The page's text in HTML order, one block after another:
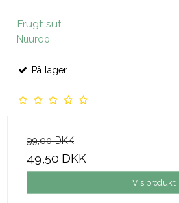
Frugt sut
Nuuroo
På lager
99,00 DKK
49,50 DKK
Vis produkt